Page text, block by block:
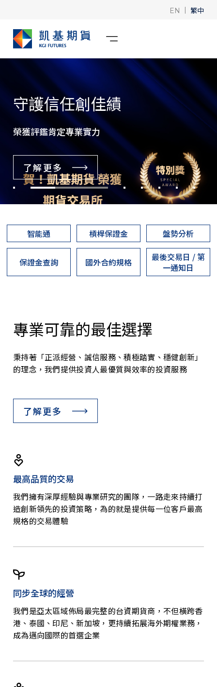
EN | 繁中
守護信任創佳績
榮獲評鑑肯定專業實力
了解更多
智能通 槓桿保證金 盤勢分析
保證金查詢 國外合約規格
最後交易日 / 第
一通知日
專業可靠的最佳選擇
秉持著「正派經營、誠信服務、積極踏實、穩健創新」
的理念，我們提供投資人最優質與效率的投資服務
了解更多
最高品質的交易
我們擁有深厚經驗與專業研究的團隊，一路走來持續打
造創新領先的投資策略，為的就是提供每一位客戶最高
規格的交易體驗
同步全球的經營
我們是亞太區域佈局最完整的台資期貨商，不但橫跨香
港、泰國、印尼、新加坡，更持續拓展海外期權業務，
成為邁向國際的首選企業